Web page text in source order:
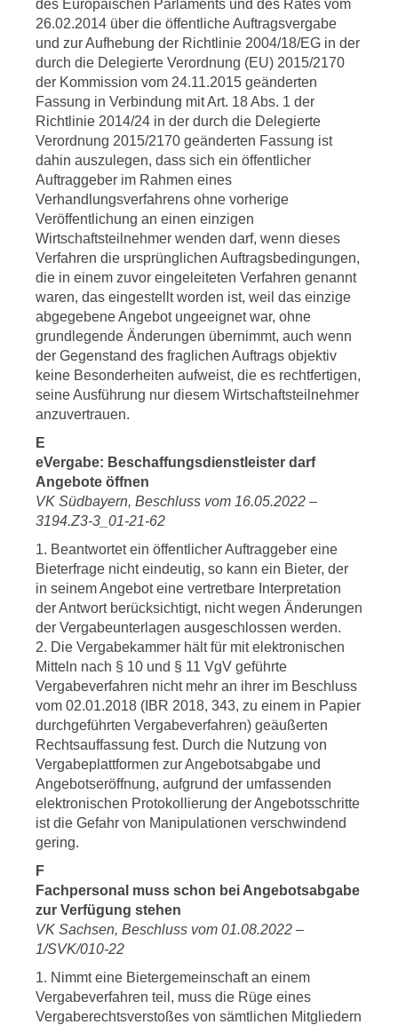
des Europäischen Parlaments und des Rates vom
26.02.2014 über die öffentliche Auftragsvergabe
und zur Aufhebung der Richtlinie 2004/18/EG in der
durch die Delegierte Verordnung (EU) 2015/2170
der Kommission vom 24.11.2015 geänderten
Fassung in Verbindung mit Art. 18 Abs. 1 der
Richtlinie 2014/24 in der durch die Delegierte
Verordnung 2015/2170 geänderten Fassung ist
dahin auszulegen, dass sich ein öffentlicher
Auftraggeber im Rahmen eines
Verhandlungsverfahrens ohne vorherige
Veröffentlichung an einen einzigen
Wirtschaftsteilnehmer wenden darf, wenn dieses
Verfahren die ursprünglichen Auftragsbedingungen,
die in einem zuvor eingeleiteten Verfahren genannt
waren, das eingestellt worden ist, weil das einzige
abgegebene Angebot ungeeignet war, ohne
grundlegende Änderungen übernimmt, auch wenn
der Gegenstand des fraglichen Auftrags objektiv
keine Besonderheiten aufweist, die es rechtfertigen,
seine Ausführung nur diesem Wirtschaftsteilnehmer
anzuvertrauen.
E
eVergabe: Beschaffungsdienstleister darf
Angebote öffnen
VK Südbayern, Beschluss vom 16.05.2022 –
3194.Z3-3_01-21-62
1. Beantwortet ein öffentlicher Auftraggeber eine
Bieterfrage nicht eindeutig, so kann ein Bieter, der
in seinem Angebot eine vertretbare Interpretation
der Antwort berücksichtigt, nicht wegen Änderungen
der Vergabeunterlagen ausgeschlossen werden.
2. Die Vergabekammer hält für mit elektronischen
Mitteln nach § 10 und § 11 VgV geführte
Vergabeverfahren nicht mehr an ihrer im Beschluss
vom 02.01.2018 (IBR 2018, 343, zu einem in Papier
durchgeführten Vergabeverfahren) geäußerten
Rechtsauffassung fest. Durch die Nutzung von
Vergabeplattformen zur Angebotsabgabe und
Angebotseröffnung, aufgrund der umfassenden
elektronischen Protokollierung der Angebotsschritte
ist die Gefahr von Manipulationen verschwindend
gering.
F
Fachpersonal muss schon bei Angebotsabgabe
zur Verfügung stehen
VK Sachsen, Beschluss vom 01.08.2022 –
1/SVK/010-22
1. Nimmt eine Bietergemeinschaft an einem
Vergabeverfahren teil, muss die Rüge eines
Vergaberechtsverstoßes von sämtlichen Mitgliedern